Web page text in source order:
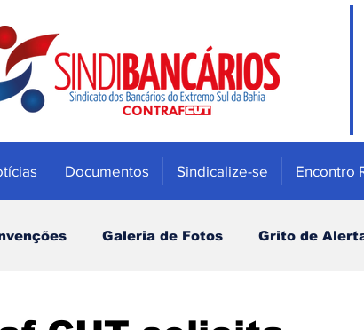
Documentos Sindicalize-se Encontro
Galeria de Fotos Grito de